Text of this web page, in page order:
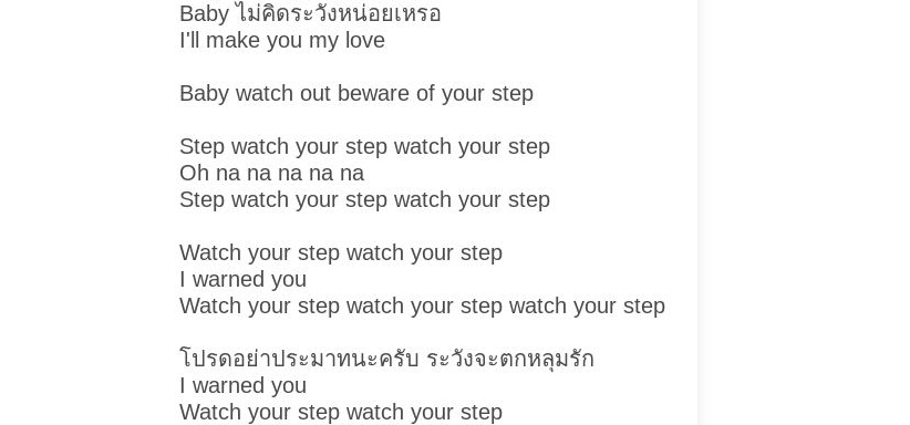
Baby ไม่คิดระวังหน่อยเหรอ
I'll make you my love
Baby watch out beware of your step
Step watch your step watch your step
Oh na na na na na
Step watch your step watch your step
Watch your step watch your step
I warned you
Watch your step watch your step watch your step
โปรดอย่าประมาทนะครับ ระวังจะตกหลุมรัก
I warned you
Watch your step watch your step